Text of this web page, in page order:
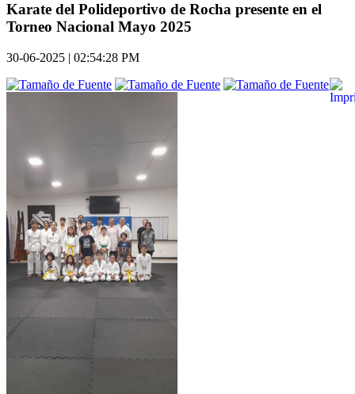
Karate del Polideportivo de Rocha presente en el
Torneo Nacional Mayo 2025
30-06-2025 | 02:54:28 PM